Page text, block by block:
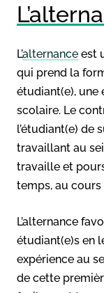
L’alternance est
qui prend la
étudiant(e), une
scolaire. Le
l’étudiant(e) de
travaillant au
travaille et
temps, au
L’alternance
étudiant(e)s en
expérience au
de cette